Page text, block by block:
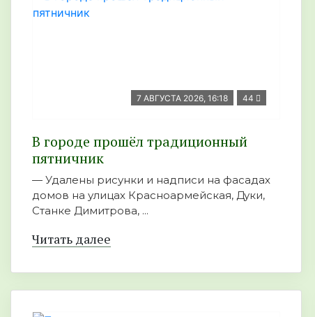
7 АВГУСТА 2026, 16:18 44
В городе прошёл традиционный
пятничник
— Удалены рисунки и надписи на фасадах
домов на улицах Красноармейская, Дуки,
Станке Димитрова, ...
Читать далее